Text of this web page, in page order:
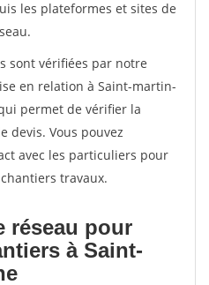
les plateformes et sites de
sont vérifiées par notre
en relation à Saint-martin-
permet de vérifier la
devis. Vous pouvez
avec les particuliers pour
travaux.
réseau pour
à Saint-